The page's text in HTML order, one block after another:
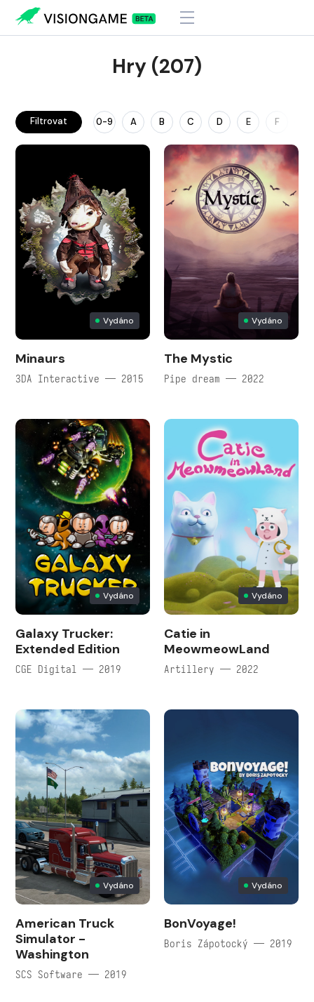
Hry (207)
Filtrovat 0-9 A B C D E F
Vydáno
Minaurs
3DA Interactive — 2015
Vydáno
The Mystic
Pipe dream — 2022
Vydáno
Galaxy Trucker:
Extended Edition
CGE Digital — 2019
Vydáno
Catie in
MeowmeowLand
Artillery — 2022
Vydáno
American Truck
Simulator -
Washington
SCS Software — 2019
Vydáno
BonVoyage!
Boris Zápotocký — 2019